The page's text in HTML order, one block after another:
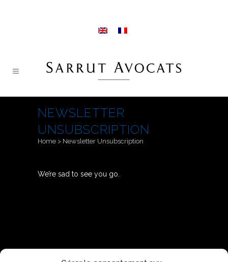
NEWSLETTER
UNSUBSCRIPTION
Home > Newsletter Unsubscription
We’re sad to see you go.